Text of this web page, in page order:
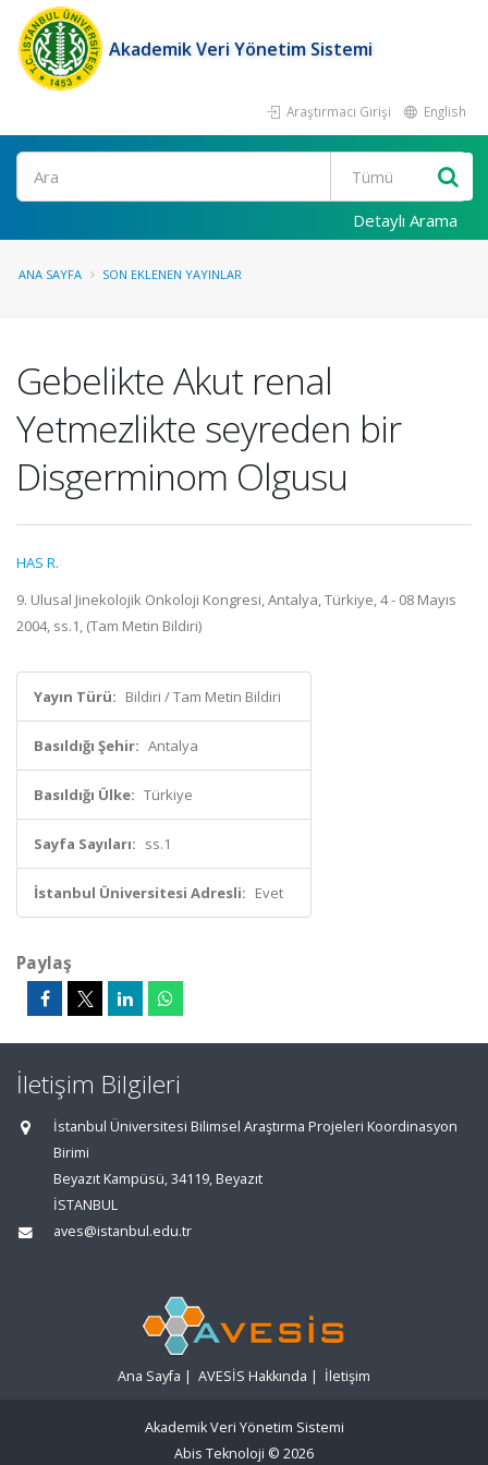
Akademik Veri Yönetim Sistemi
Araştırmacı Girişi English
Ara
Detaylı Arama
ANA SAYFA SON EKLENEN YAYINLAR
Gebelikte Akut renal
Yetmezlikte seyreden bir
Disgerminom Olgusu
HAS R.
9. Ulusal Jinekolojik Onkoloji Kongresi, Antalya, Türkiye, 4 - 08 Mayıs
2004, ss.1, (Tam Metin Bildiri)
Yayın Türü: Bildiri / Tam Metin Bildiri
Basıldığı Şehir: Antalya
Basıldığı Ülke: Türkiye
Sayfa Sayıları: ss.1
İstanbul Üniversitesi Adresli: Evet
Paylaş
İletişim Bilgileri
İstanbul Üniversitesi Bilimsel Araştırma Projeleri Koordinasyon
Birimi
Beyazıt Kampüsü, 34119, Beyazıt
İSTANBUL
aves@istanbul.edu.tr
Ana Sayfa | AVESİS Hakkında | İletişim
Akademik Veri Yönetim Sistemi
Abis Teknoloji © 2026